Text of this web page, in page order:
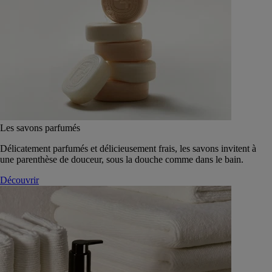
Les savons parfumés
Délicatement parfumés et délicieusement frais, les savons invitent à
une parenthèse de douceur, sous la douche comme dans le bain.
Découvrir